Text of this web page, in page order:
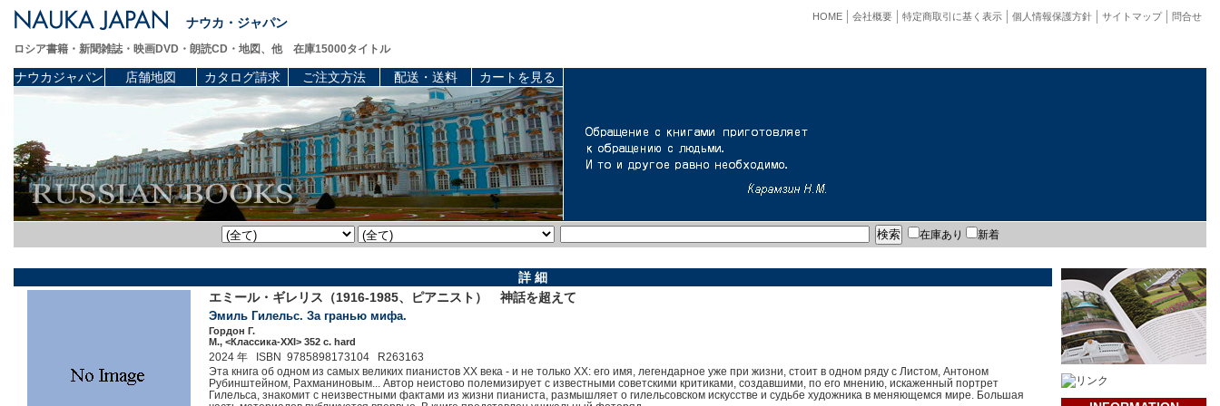
ナウカ・ジャパン 問合せ
サイトマップ
個人情報保護方針
特定商取引に基く表示
会社概要
HOME
ロシア書籍・新聞雑誌・映画DVD・朗読CD・地図、他 在庫15000タイトル
ナウカジャパン 店舗地図 カタログ請求 ご注文方法 配送・送料 カートを見る
在庫あり 新着
詳 細
エミール・ギレリス（1916-1985、ピアニスト） 神話を超えて
Эмиль Гилельс. За гранью мифа.
Гордон Г.
М., <Классика-XXI> 352 c. hard
2024 年 ISBN 9785898173104 R263163
Эта книга об одном из самых великих пианистов XX века - и не только XX: его имя, легендарное уже при жизни, стоит в одном ряду с Листом, Антоном
Рубинштейном, Рахманиновым... Автор неистово полемизирует с известными советскими критиками, создавшими, по его мнению, искаженный портрет
Гилельса, знакомит с неизвестными фактами из жизни пианиста, размышляет о гилельсовском искусстве и судьбе художника в меняющемся мире. Большая